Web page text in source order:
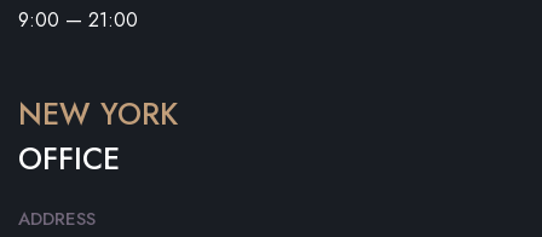
9:00 — 21:00
NEW YORK
OFFICE
ADDRESS